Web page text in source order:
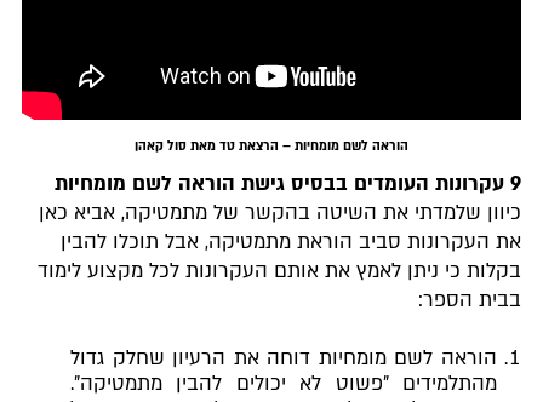
הוראה לשם מומחיות – הרצאת טד מאת סול קאהן
9 עקרונות העומדים בבסיס גישת הוראה לשם מומחיות
כיוון שלמדתי את השיטה בהקשר של מתמטיקה, אביא כאן
את העקרונות סביב הוראת מתמטיקה, אבל תוכלו להבין
בקלות כי ניתן לאמץ את אותם העקרונות לכל מקצוע לימוד
בבית הספר:
הוראה לשם מומחיות דוחה את הרעיון שחלק גדול
מהתלמידים "פשוט לא יכולים להבין מתמטיקה".